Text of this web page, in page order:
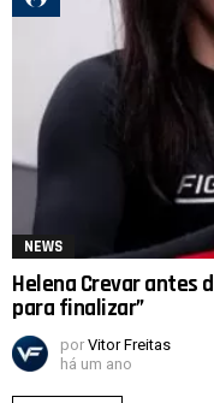
NEWS
Helena Crevar antes
para finalizar”
por Vitor Freitas
há um ano